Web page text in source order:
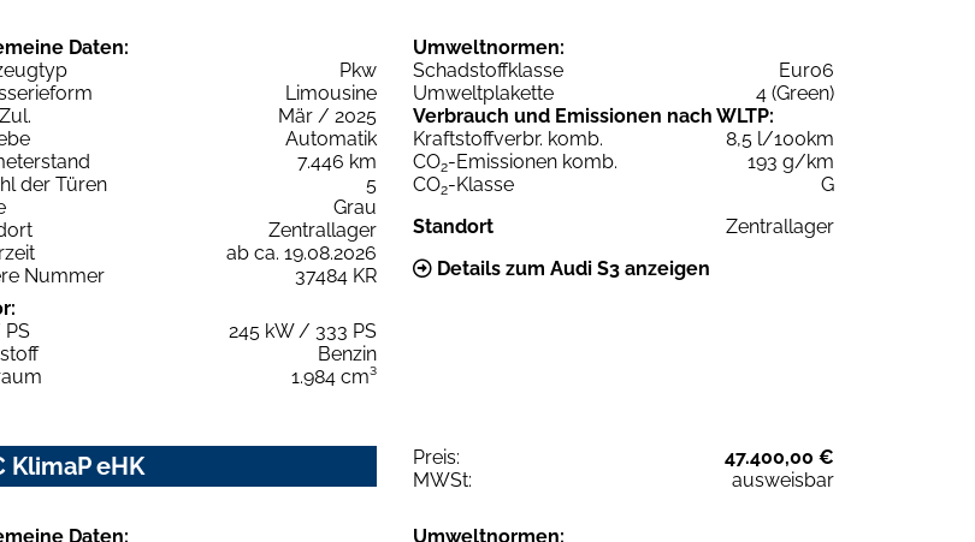
Daten:
Pkw
Limousine
Mär / 2025
Automatik
7.446 km
der Türen
5
Grau
Zentrallager
ab ca. 19.08.2026
Nummer
37484 KR
245 kW / 333 PS
Benzin
1.984 cm³
Umweltnormen:
Schadstoffklasse
Euro6
Umweltplakette
4 (Green)
Verbrauch und Emissionen nach WLTP:
Kraftstoffverbr. komb.
8,5 l/100km
CO2-Emissionen komb.
193 g/km
CO2-Klasse
G
Standort
Zentrallager
Details zum Audi S3 anzeigen
KlimaP eHK Preis:
47.400,00 €
MWSt:
ausweisbar
Daten:
Umweltnormen: